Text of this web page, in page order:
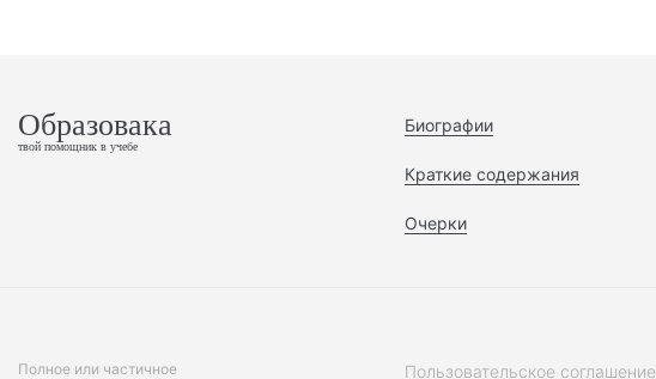
Образовака
твой помощник в учебе
Биографии
Краткие содержания
Очерки
Полное или частичное Пользовательское соглашение